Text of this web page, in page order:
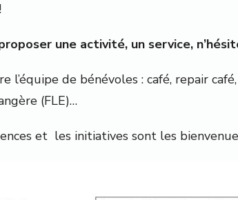
une activité, un service,
l’équipe de bénévoles : café, repair
(FLE)…
et les initiatives sont les